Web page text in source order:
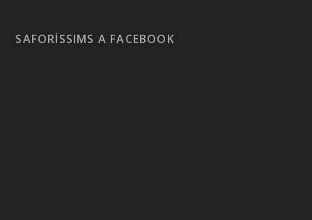
SAFORÍSSIMS A FACEBOOK